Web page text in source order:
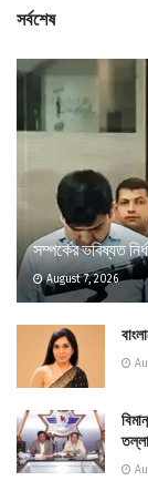
সর্বশেষ
সম্পর্কের ভবিষ্যত
August 7, 2026